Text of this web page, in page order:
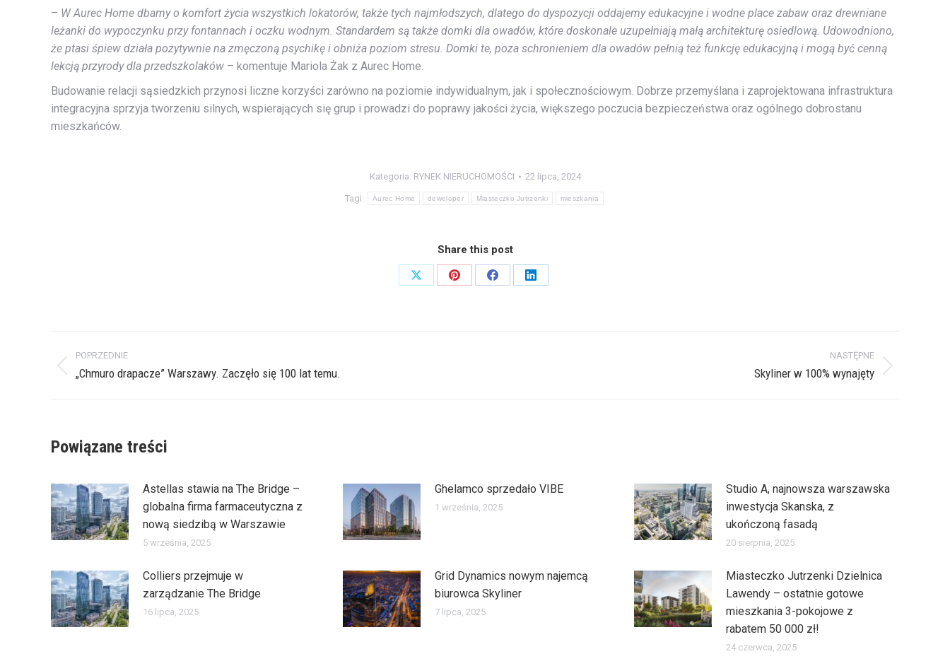
– W Aurec Home dbamy o komfort życia wszystkich lokatorów, także tych najmłodszych, dlatego do dyspozycji oddajemy edukacyjne i wodne place zabaw oraz drewniane
leżanki do wypoczynku przy fontannach i oczku wodnym. Standardem są także domki dla owadów, które doskonale uzupełniają małą architekturę osiedlową. Udowodniono,
że ptasi śpiew działa pozytywnie na zmęczoną psychikę i obniża poziom stresu. Domki te, poza schronieniem dla owadów pełnią też funkcję edukacyjną i mogą być cenną
lekcją przyrody dla przedszkolaków – komentuje Mariola Żak z Aurec Home.
Budowanie relacji sąsiedzkich przynosi liczne korzyści zarówno na poziomie indywidualnym, jak i społecznościowym. Dobrze przemyślana i zaprojektowana infrastruktura
integracyjna sprzyja tworzeniu silnych, wspierających się grup i prowadzi do poprawy jakości życia, większego poczucia bezpieczeństwa oraz ogólnego dobrostanu
mieszkańców.
Kategoria: RYNEK NIERUCHOMOŚCI 22 lipca, 2024
Tagi: Aurec Home deweloper Miasteczko Jutrzenki mieszkania
Share this post
Share
Share
Share
Share
Nawigacja
wpisów
POPRZEDNIE
Poprzedni
„Chmuro drapacze” Warszawy. Zaczęło się 100 lat temu.
NASTĘPNE
Skyliner w 100% wynajęty
Powiązane treści
Astellas stawia na The Bridge –
globalna firma farmaceutyczna z
nową siedzibą w Warszawie
5 września, 2025
Ghelamco sprzedało VIBE
1 września, 2025
Studio A, najnowsza warszawska
inwestycja Skanska, z
ukończoną fasadą
20 sierpnia, 2025
Colliers przejmuje w
zarządzanie The Bridge
16 lipca, 2025
Grid Dynamics nowym najemcą
biurowca Skyliner
7 lipca, 2025
Miasteczko Jutrzenki Dzielnica
Lawendy – ostatnie gotowe
mieszkania 3-pokojowe z
rabatem 50 000 zł!
24 czerwca, 2025